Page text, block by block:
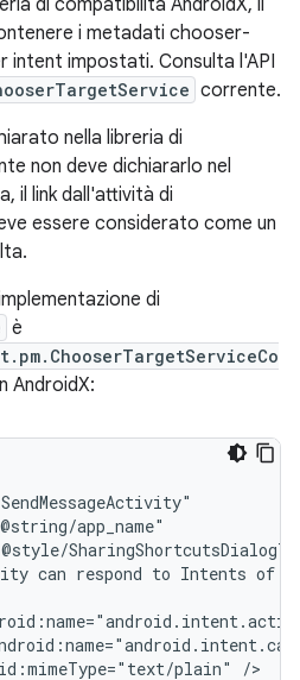
di compatibilità AndroidX, il
i metadati chooser-
impostati. Consulta l'API
corrente.
nella libreria di
non deve dichiararlo nel
il link dall'attività di
essere considerato come un
di
è
AndroidX:
can respond to Intents of
plain"